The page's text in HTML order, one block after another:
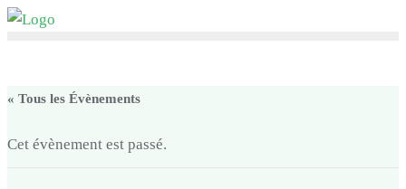
Skip
« Tous les Évènements
Cet évènement est passé.